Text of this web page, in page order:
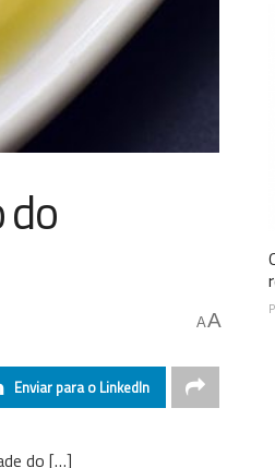
do
AA
Enviar para o LinkedIn
do […]